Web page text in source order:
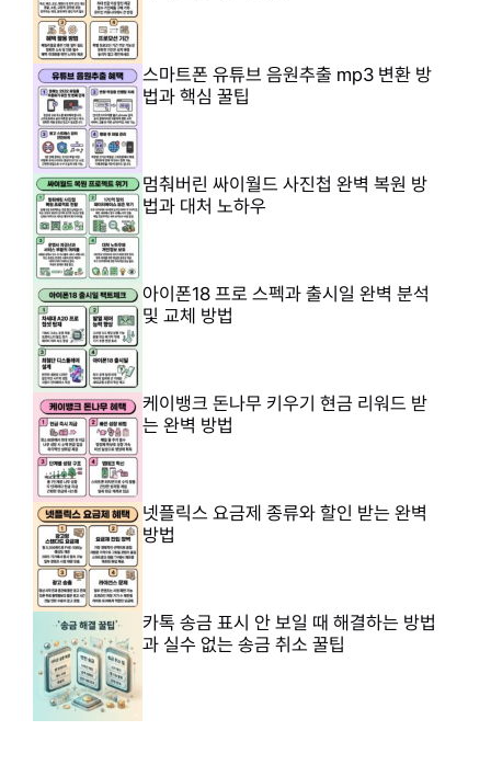
스마트폰 유튜브 음원추출 mp3 변환 방
법과 핵심 꿀팁
멈춰버린 싸이월드 사진첩 완벽 복원 방
법과 대처 노하우
아이폰18 프로 스펙과 출시일 완벽 분석
및 교체 방법
케이뱅크 돈나무 키우기 현금 리워드 받
는 완벽 방법
넷플릭스 요금제 종류와 할인 받는 완벽
방법
카톡 송금 표시 안 보일 때 해결하는 방법
과 실수 없는 송금 취소 꿀팁